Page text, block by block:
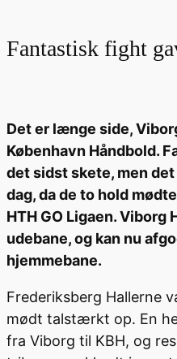
Fantastisk fight
Det er længe side,
København Håndbold.
det sidst skete, men
dag, da de to hold
HTH GO Ligaen. Viborg
udebane, og kan nu
hjemmebane.
Frederiksberg Hallerne
mødt talstærkt op. En
fra Viborg til KBH, og